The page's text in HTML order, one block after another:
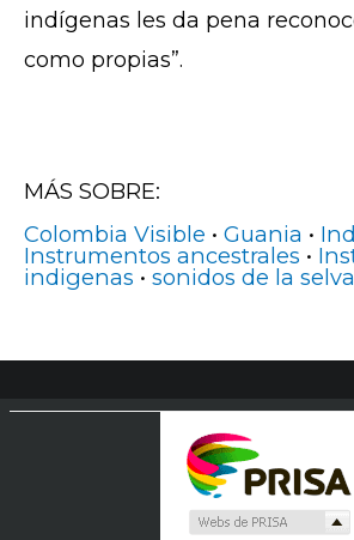
indígenas les da pena
como propias”.
MÁS SOBRE:
Colombia Visible • Guania •
Instrumentos ancestrales •
indigenas • sonidos de la selva